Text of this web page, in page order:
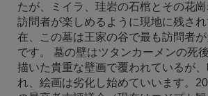
たが、ミイラ、珪岩の石棺とその花
訪問者が楽しめるように現地に残さ
在、この墓は王家の谷で最も訪問者
です。 墓の壁はツタンカーメンの死
描いた貴重な壁画で覆われているが
れ、絵画は劣化し始めていいます。